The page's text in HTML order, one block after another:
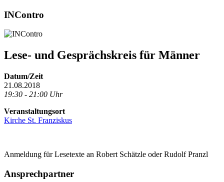
INContro
Lese- und Gesprächskreis für Männer
Datum/Zeit
21.08.2018
19:30 - 21:00 Uhr
Veranstaltungsort
Kirche St. Franziskus
Anmeldung für Lesetexte an Robert Schätzle oder Rudolf Pranzl
Ansprechpartner